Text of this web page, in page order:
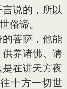
说的，所以
俗谛。
菩萨，他能
养诸佛、请
在讲天方夜
十方一切世